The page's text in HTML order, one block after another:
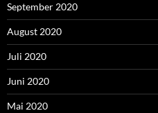
September 2020
August 2020
Juli 2020
Juni 2020
Mai 2020